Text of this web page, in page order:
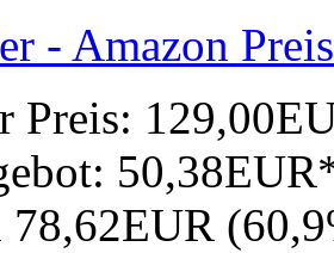
Preis:
78,62EUR